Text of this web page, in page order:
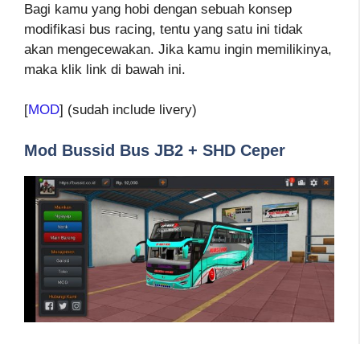
Bagi kamu yang hobi dengan sebuah konsep
modifikasi bus racing, tentu yang satu ini tidak
akan mengecewakan. Jika kamu ingin memilikinya,
maka klik link di bawah ini.
[MOD] (sudah include livery)
Mod Bussid Bus JB2 + SHD Ceper